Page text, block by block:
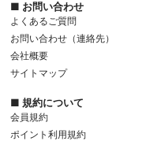
■ お問い合わせ
よくあるご質問
お問い合わせ（連絡先）
会社概要
サイトマップ
■ 規約について
会員規約
ポイント利用規約